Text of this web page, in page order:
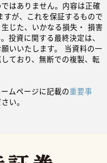
はありません。内容は正確
すが、これを保証するもので
じた、いかなる損失・ 損害
投資に関する最終決定は、
いいたします。 当資料の一
ており、無断での複製、転
ムページに記載の重要事
い。